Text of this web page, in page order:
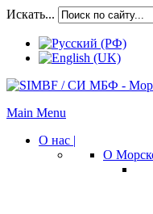
Искать...
Main Menu
О нас |
О